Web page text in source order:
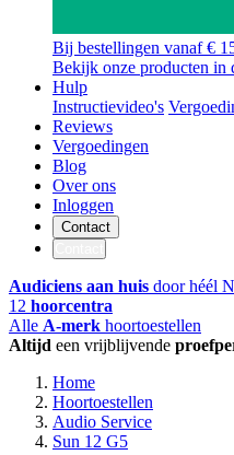
Bij bestellingen vanaf €
Bekijk onze producten in
Hulp
Instructievideo's
Reviews
Vergoedingen
Blog
Over ons
Inloggen
Contact
Audiciens aan huis door héél
12 hoorcentra
Alle A-merk hoortoestellen
Altijd een vrijblijvende
Home
Hoortoestellen
Audio Service
Sun 12 G5